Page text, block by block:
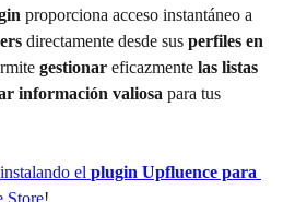
proporciona acceso instantáneo a
directamente desde sus perfiles en
gestionar eficazmente las listas
información valiosa para tus
instalando el plugin Upfluence para